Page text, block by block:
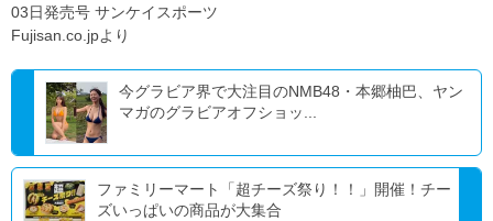
03日発売号 サンケイスポーツ
Fujisan.co.jpより
今グラビア界で大注目のNMB48・本郷柚巴、ヤン
マガのグラビアオフショッ...
ファミリーマート「超チーズ祭り！！」開催！チー
ズいっぱいの商品が大集合